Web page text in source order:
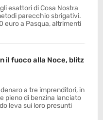
esattori di Cosa Nostra
parecchio sbrigativi.
euro a Pasqua, altrimenti
il fuoco alla Noce, blitz
a tre imprenditori, in
pieno di benzina lanciato
leva sui loro presunti